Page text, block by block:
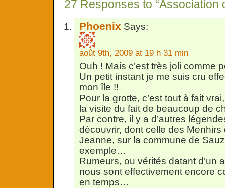
27 Responses to “Association
Phoenix Says:
août 9th, 2009 at 19 h 31 min
Ouh ! Mais c’est très joli comme
Un petit instant je me suis cru
mon île !!
Pour la grotte, c’est tout à fait
la visite du fait de beaucoup de
Par contre, il y a d’autres
découvrir, dont celle des Menhirs
Jeanne, sur la commune de
exemple…
Rumeurs, ou vérités datant d’un
nous sont effectivement encore
en temps…